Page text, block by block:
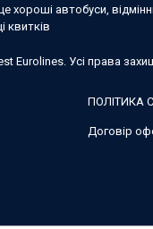
хороші автобуси,
квитків
Eurolines. Усі права
ПОЛІТИКА
Договір